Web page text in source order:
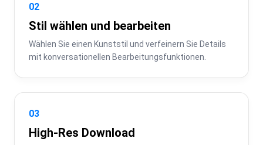
02
Stil wählen und bearbeiten
Wählen Sie einen Kunststil und verfeinern Sie Details
mit konversationellen Bearbeitungsfunktionen.
03
High-Res Download